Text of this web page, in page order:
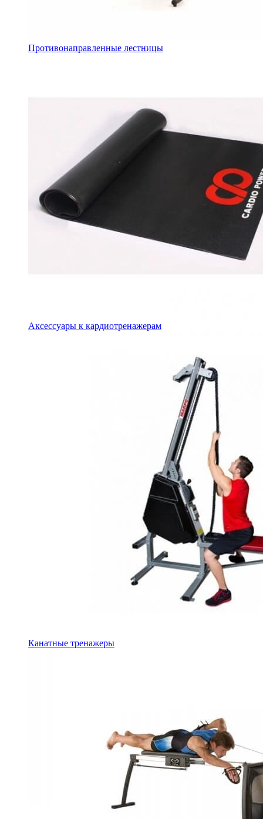
Противонаправленные лестницы
Аксессуары к кардиотренажерам
Канатные тренажеры